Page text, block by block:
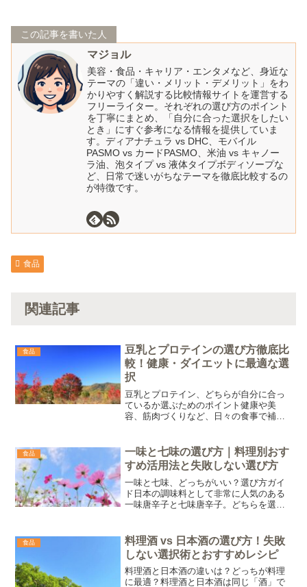
この記事を書いた人
マジョル
美容・食品・キャリア・エンタメなど、身近な
テーマの「違い・メリット・デメリット」をわ
かりやすく解説する比較情報サイトを運営する
フリーライター。それぞれの選び方のポイント
を丁寧にまとめ、「自分に合った選択をしたい
とき」にすぐ参考になる情報を提供していま
す。ディアナチュラ vs DHC、モバイル
PASMO vs カードPASMO、米油 vs キャノー
ラ油、泡タイプ vs 液体タイプボディソープな
ど、日常で迷いがちなテーマを徹底比較するの
が特徴です。
食品
関連記事
食品
豆乳とプロテインの選び方徹底比
較！健康・ダイエットに最適な選
択
豆乳とプロテイン、どちらが自分に合っ
ているか選ぶためのポイント健康や美
容、筋肉づくりなど、日々の食事で補い
ちらを選ぶべきか悩む方も多いでしょ
う。この記事では、豆乳とプロ...
食品
一味と七味の選び方｜料理別おす
すめ活用法と失敗しない選び方
一味と七味、どっちがいい？選び方ガイ
ド日本の調味料として非常に人気のある
一味唐辛子と七味唐辛子。どちらを選べ
ントを解説し、あなたにぴったりな唐辛
子を見つけるお手伝いをし...
食品
料理酒 vs 日本酒の選び方！失敗
しない選択術とおすすめレシピ
料理酒と日本酒の違いは？どっちが料理
に最適？料理酒と日本酒は同じ「酒」で